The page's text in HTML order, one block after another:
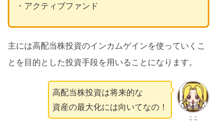
・アクティブファンド
主には高配当株投資のインカムゲインを使っていくこ
とを目的とした投資手段を用いることになります。
ここ
高配当株投資は将来的な
資産の最大化には向いてなの！